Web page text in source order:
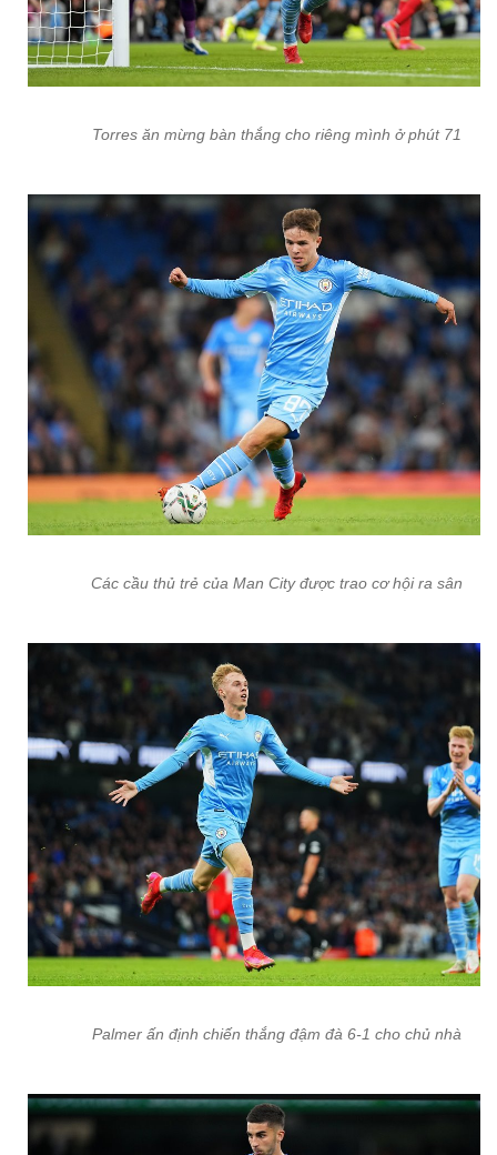
Torres ăn mừng bàn thắng cho riêng mình ở phút 71
Các cầu thủ trẻ của Man City được trao cơ hội ra sân
Palmer ấn định chiến thắng đậm đà 6-1 cho chủ nhà